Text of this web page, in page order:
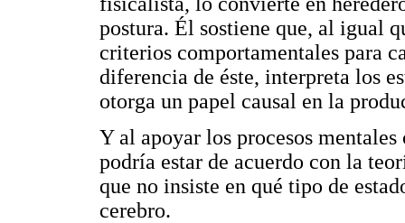
postura. Él sostiene que, al igual
criterios comportamentales para
diferencia de éste, interpreta los
otorga un papel causal en la
Y al apoyar los procesos
podría estar de acuerdo con la
que no insiste en qué tipo de
cerebro.